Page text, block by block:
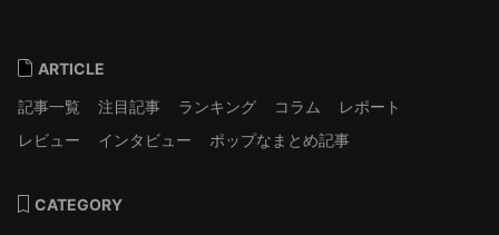
ARTICLE
記事一覧
注目記事 ランキング コラム
レポート
レビュー
インタビュー ポップなまとめ記事
CATEGORY